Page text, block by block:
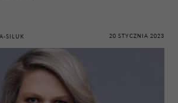
SILUK 20 STYCZNIA 2023